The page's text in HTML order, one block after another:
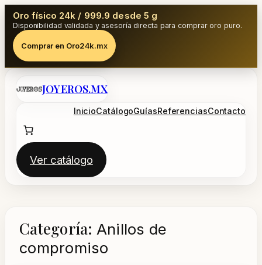
Oro físico 24k / 999.9 desde 5 g
Disponibilidad validada y asesoría directa para comprar oro puro.
Comprar en Oro24k.mx
Saltar
JOYEROS.MX
InicioCatálogoGuíasReferenciasContacto
Ver catálogo
Categoría: Anillos de
compromiso